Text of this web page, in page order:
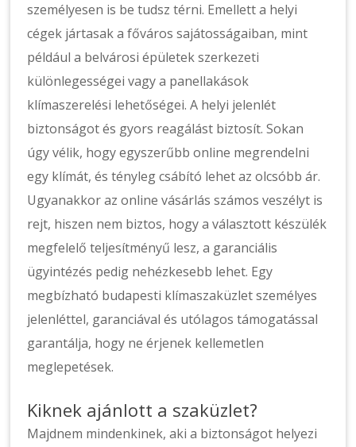
személyesen is be tudsz térni. Emellett a helyi
cégek jártasak a főváros sajátosságaiban, mint
például a belvárosi épületek szerkezeti
különlegességei vagy a panellakások
klímaszerelési lehetőségei. A helyi jelenlét
biztonságot és gyors reagálást biztosít. Sokan
úgy vélik, hogy egyszerűbb online megrendelni
egy klímát, és tényleg csábító lehet az olcsóbb ár.
Ugyanakkor az online vásárlás számos veszélyt is
rejt, hiszen nem biztos, hogy a választott készülék
megfelelő teljesítményű lesz, a garanciális
ügyintézés pedig nehézkesebb lehet. Egy
megbízható budapesti klímaszaküzlet személyes
jelenléttel, garanciával és utólagos támogatással
garantálja, hogy ne érjenek kellemetlen
meglepetések.
Kiknek ajánlott a szaküzlet?
Majdnem mindenkinek, aki a biztonságot helyezi